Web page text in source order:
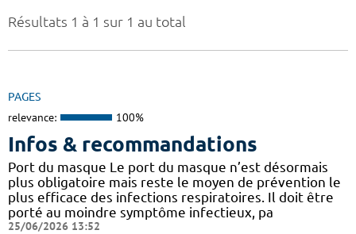
Résultats 1 à 1 sur 1 au total
PAGES
relevance: 100%
Infos & recommandations
Port du masque Le port du masque n’est désormais
plus obligatoire mais reste le moyen de prévention le
plus efficace des infections respiratoires. Il doit être
porté au moindre symptôme infectieux, pa
25/06/2026 13:52